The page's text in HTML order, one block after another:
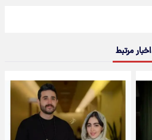
اخبار مرتبط